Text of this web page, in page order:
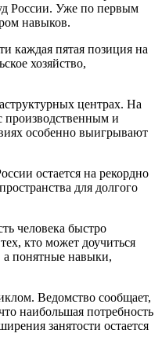
России. Уже по первым
навыков.
каждая пятая позиция на
хозяйство,
центрах. На
производственным и
особенно выигрывают
остается на рекордно
для долгого
человека быстро
кто может доучиться
а понятные навыки,
Ведомство сообщает,
наибольшая потребность
занятости остается